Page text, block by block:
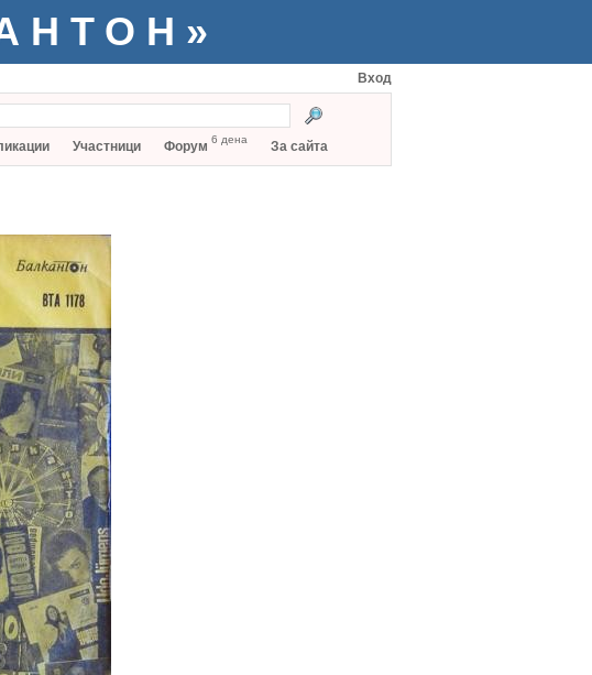
Вход
Участници Форум 6 дена За сайта